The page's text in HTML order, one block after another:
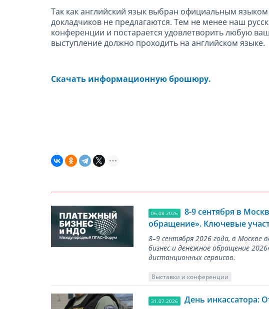
Так как английский язык выбран официальным
докладчиков не предлагаются. Тем не менее наш
конференции и постарается удовлетворить любую
выступление должно проходить на английском языке.
Скачать информационную брошюру.
06.08.2026
8-9 сентября в
обращение». Ключевые
8–9 сентября 2026 года, в
бизнес и денежное обращение
дистанционных сервисов.
Выставки и конференции
31.07.2026 День инкассатора: